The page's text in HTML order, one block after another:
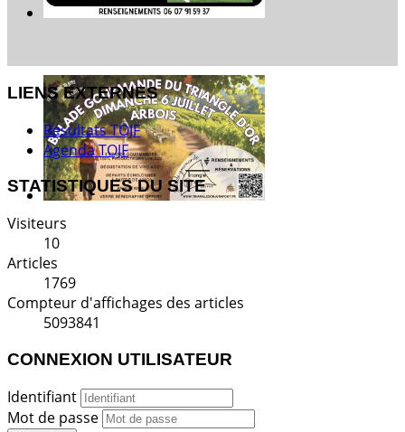
LIENS EXTERNES
Résultats TOJF
Agenda TOJF
STATISTIQUES DU SITE
Visiteurs
10
Articles
1769
Compteur d'affichages des articles
5093841
CONNEXION UTILISATEUR
Identifiant
Mot de passe